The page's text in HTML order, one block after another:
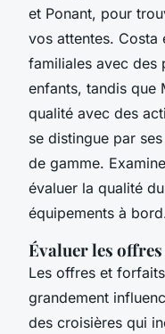
et Ponant, pour
vos attentes. Costa
familiales avec des
enfants, tandis que
qualité avec des
se distingue par
de gamme.
évaluer la qualité
équipements à
Évaluer les
Les offres et
grandement
des croisières qui